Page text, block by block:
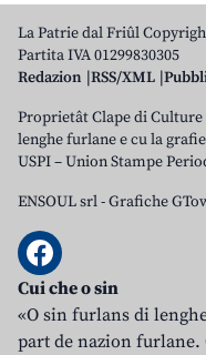
La Patrie dal Friûl
Partita IVA 01299830305
Redazion RSS/XML
Proprietât Clape di
lenghe furlane e cu la
USPI – Union Stampe
ENSOUL srl-Grafiche
Cui che o sin
«O sin furlans di
part de nazion furlane.